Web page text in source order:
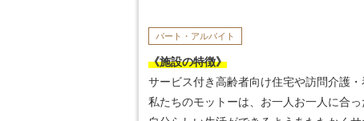
パート・アルバイト
《施設の特徴》
サービス付き高齢者向け住宅や訪問介護
私たちのモットーは、お一人お一人に合